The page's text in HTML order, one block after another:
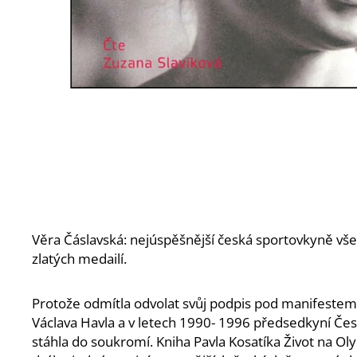
Věra Čáslavská: nejúspěšnější česká sportovkyně
zlatých medailí.
Protože odmítla odvolat svůj podpis pod
Václava Havla a v letech 1990- 1996 předsedkyní
stáhla do soukromí. Kniha Pavla Kosatíka Život na